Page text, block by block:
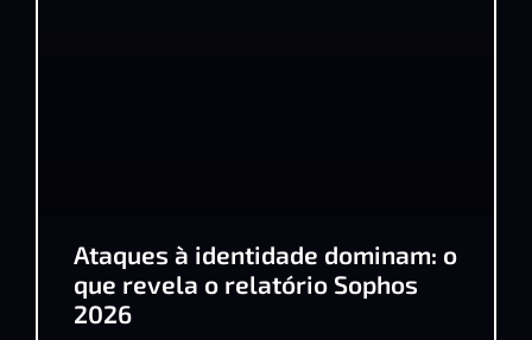
Ataques à identidade dominam: o
que revela o relatório Sophos
2026